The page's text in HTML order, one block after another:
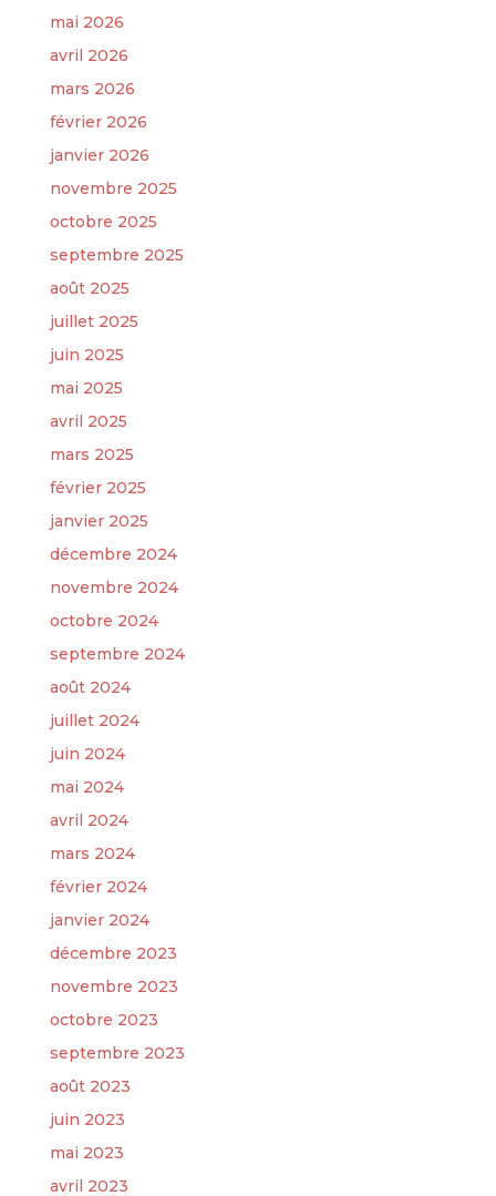
mai 2026
avril 2026
mars 2026
février 2026
janvier 2026
novembre 2025
octobre 2025
septembre 2025
août 2025
juillet 2025
juin 2025
mai 2025
avril 2025
mars 2025
février 2025
janvier 2025
décembre 2024
novembre 2024
octobre 2024
septembre 2024
août 2024
juillet 2024
juin 2024
mai 2024
avril 2024
mars 2024
février 2024
janvier 2024
décembre 2023
novembre 2023
octobre 2023
septembre 2023
août 2023
juin 2023
mai 2023
avril 2023